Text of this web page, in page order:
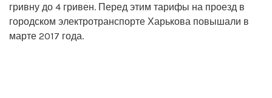
гривну до 4 гривен. Перед этим тарифы на проезд в
городском электротранспорте Харькова повышали в
марте 2017 года.